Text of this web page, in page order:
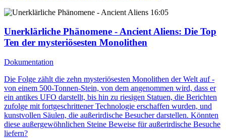
16:05
Unerklärliche Phänomene - Ancient Aliens: Die Top
Ten der mysteriösesten Monolithen
Dokumentation
Die Folge zählt die zehn mysteriösesten Monolithen der Welt auf -
von einem 500-Tonnen-Stein, von dem angenommen wird, dass er
ein antikes UFO darstellt, bis hin zu riesigen Statuen, die Berichten
zufolge mit fortgeschrittener Technologie erschaffen wurden, und
kunstvollen Säulen, die außerirdische Besucher darstellen. Könnten
diese außergewöhnlichen Steine Beweise für außerirdische Besuche
liefern?